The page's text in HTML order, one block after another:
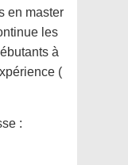
en master
les
à
(
: